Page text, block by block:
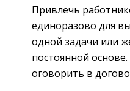
Привлечь
единоразово для
одной задачи или
постоянной
оговорить в